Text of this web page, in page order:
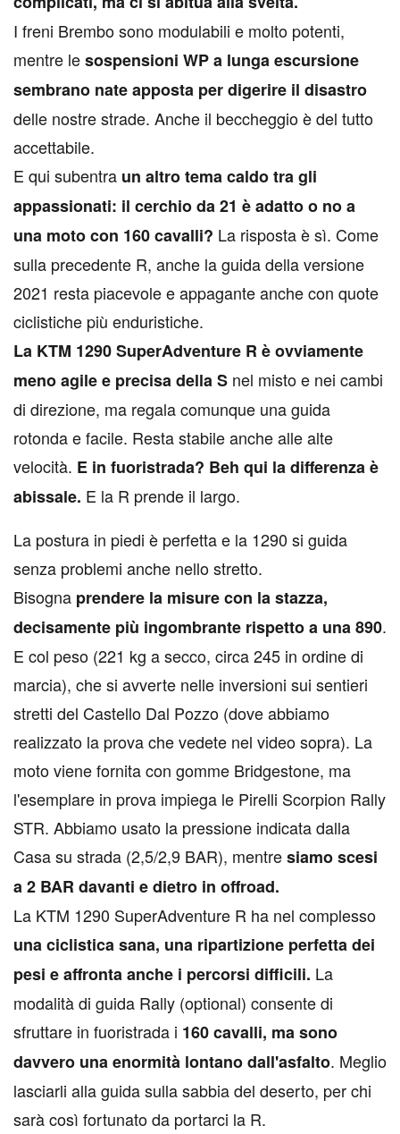
I freni Brembo sono modulabili e molto potenti,
mentre lesospensioni WP a lunga escursione
sembrano nate apposta per digerire il disastro
delle nostre strade. Anche il beccheggio è del tutto
accettabile.
E qui subentra un altro tema caldo tra gli
appassionati: il cerchio da 21 è adatto o no a
una moto con 160 cavalli? La risposta è sì. Come
sulla precedente R, anche la guida della versione
2021 resta piacevole e appagante anche con quote
ciclistiche più enduristiche.
La KTM 1290 SuperAdventure R è ovviamente
meno agile e precisa della S nel misto e nei cambi
di direzione, ma regala comunque una guida
rotonda e facile. Resta stabile anche alle alte
velocità. E in fuoristrada? Beh qui la differenza è
abissale. E la R prende il largo.
La postura in piedi è perfetta e la 1290 si guida
senza problemi anche nello stretto.
Bisogna prendere la misure con la stazza,
decisamente più ingombrante rispetto a una 890.
E col peso (221 kg a secco, circa 245 in ordine di
marcia), che si avverte nelle inversioni sui sentieri
stretti del Castello Dal Pozzo (dove abbiamo
realizzato la prova che vedete nel video sopra). La
moto viene fornita con gomme Bridgestone, ma
l'esemplare in prova impiega le Pirelli Scorpion Rally
STR. Abbiamo usato la pressione indicata dalla
Casa su strada (2,5/2,9 BAR), mentresiamo scesi
a 2 BAR davanti e dietro in offroad.
La KTM 1290 SuperAdventure R ha nel complesso
una ciclistica sana, una ripartizione perfetta dei
pesi e affronta anche i percorsi difficili. La
modalità di guida Rally (optional) consente di
sfruttare in fuoristrada i 160 cavalli, ma sono
davvero una enormità lontano dall'asfalto. Meglio
lasciarli alla guida sulla sabbia del deserto, per chi
sarà così fortunato da portarci la R.